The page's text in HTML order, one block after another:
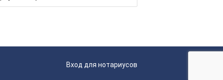
Вход для нотариусов